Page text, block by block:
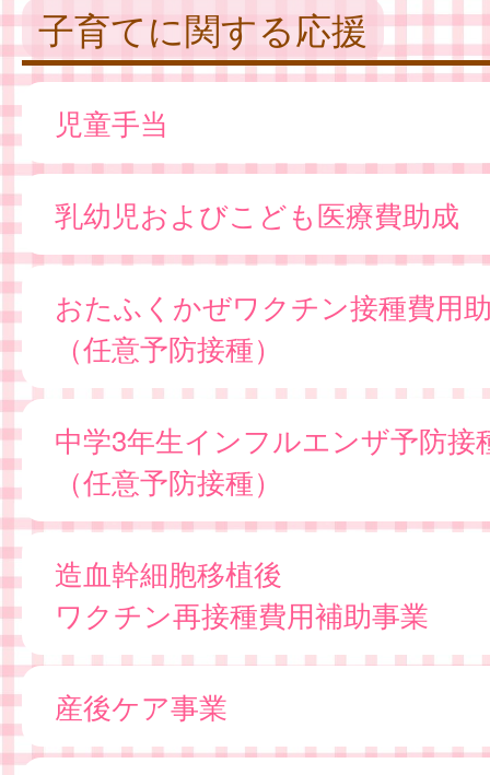
子育てに関する応援
児童手当
乳幼児およびこども医療費助成
おたふくかぜワクチン接種費用
（任意予防接種）
中学3年生インフルエンザ予防接
（任意予防接種）
造血幹細胞移植後
ワクチン再接種費用補助事業
産後ケア事業